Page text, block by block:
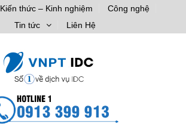
Kiến thức – Kinh nghiệm
Công nghệ
Tin tức
Liên Hệ